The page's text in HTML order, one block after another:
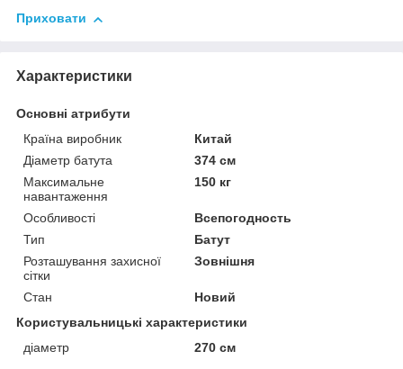
Приховати
Характеристики
Основні атрибути
Країна виробник
Китай
Діаметр батута
374 см
Максимальне
навантаження
150 кг
Особливості
Всепогодность
Тип
Батут
Розташування захисної
сітки
Зовнішня
Стан
Новий
Користувальницькі характеристики
діаметр
270 см